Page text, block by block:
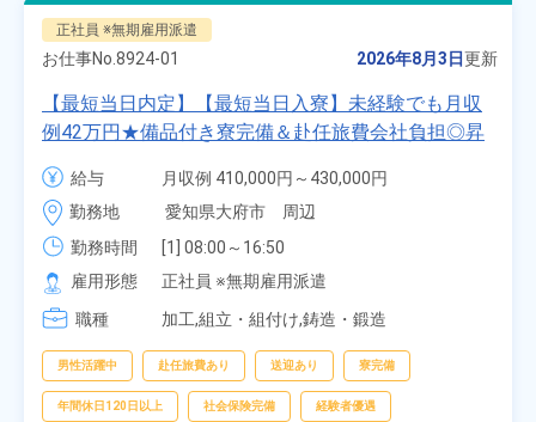
正社員 ※無期雇用派遣
お仕事No. 8924-01 2026年8月3日更新
【最短当日内定】【最短当日入寮】未経験でも月収
例42万円★備品付き寮完備＆赴任旅費会社負担◎昇
給・業績賞与あり！組立や塗装など自動車製造の各
種作業！《愛知県大府市》
給与
月収例 410,000円～430,000円
月給 277,000円～277,000円
勤務地
愛知県大府市　周辺
勤務時間
[1] 08:00～16:50
[2] 06:25～15:10
[3] 17:05～01:50
雇用形態
正社員 ※無期雇用派遣
職種
加工,組立・組付け,鋳造・鍛造
男性活躍中 赴任旅費あり 送迎あり 寮完備
年間休日120日以上 社会保険完備 経験者優遇